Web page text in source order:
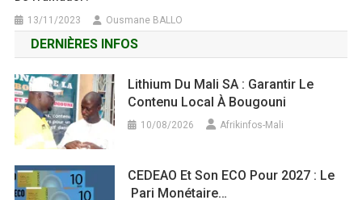
13/11/2023 Ousmane BALLO
DERNIÈRES INFOS
Lithium Du Mali SA : Garantir Le
Contenu Local À Bougouni
10/08/2026 Afrikinfos-Mali
CEDEAO Et Son ECO Pour 2027 : Le
Pari Monétaire…